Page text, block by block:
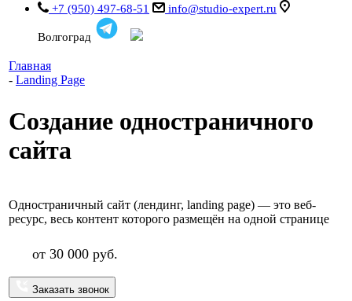
+7 (950) 497-68-51 info@studio-expert.ru
Волгоград
Главная
- Landing Page
Создание одностраничного
сайта
Одностраничный сайт (лендинг, landing page) — это веб-
ресурс, весь контент которого размещён на одной странице
от 30 000 руб.
Заказать звонок